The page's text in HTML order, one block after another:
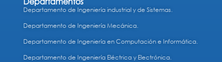
Departamento de Ingeniería industrial y de Sistemas.
Departamento de Ingeniería Mecánica.
Departamento de Ingeniería en Computación e Informática.
Departamento de Ingeniería Eléctrica y Electrónica.